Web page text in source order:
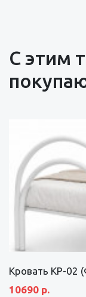
С этим
Кровать КР-02
10690 р.